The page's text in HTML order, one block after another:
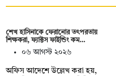
শেখ হাসিনাকে ফেরানোর তৎপরতায়
শিক্ষকরা, ফ্যাক্টস ফাইন্ডিং কম…
০৬ আগস্ট ২০২৬
অফিস আদেশে উল্লেখ করা হয়,